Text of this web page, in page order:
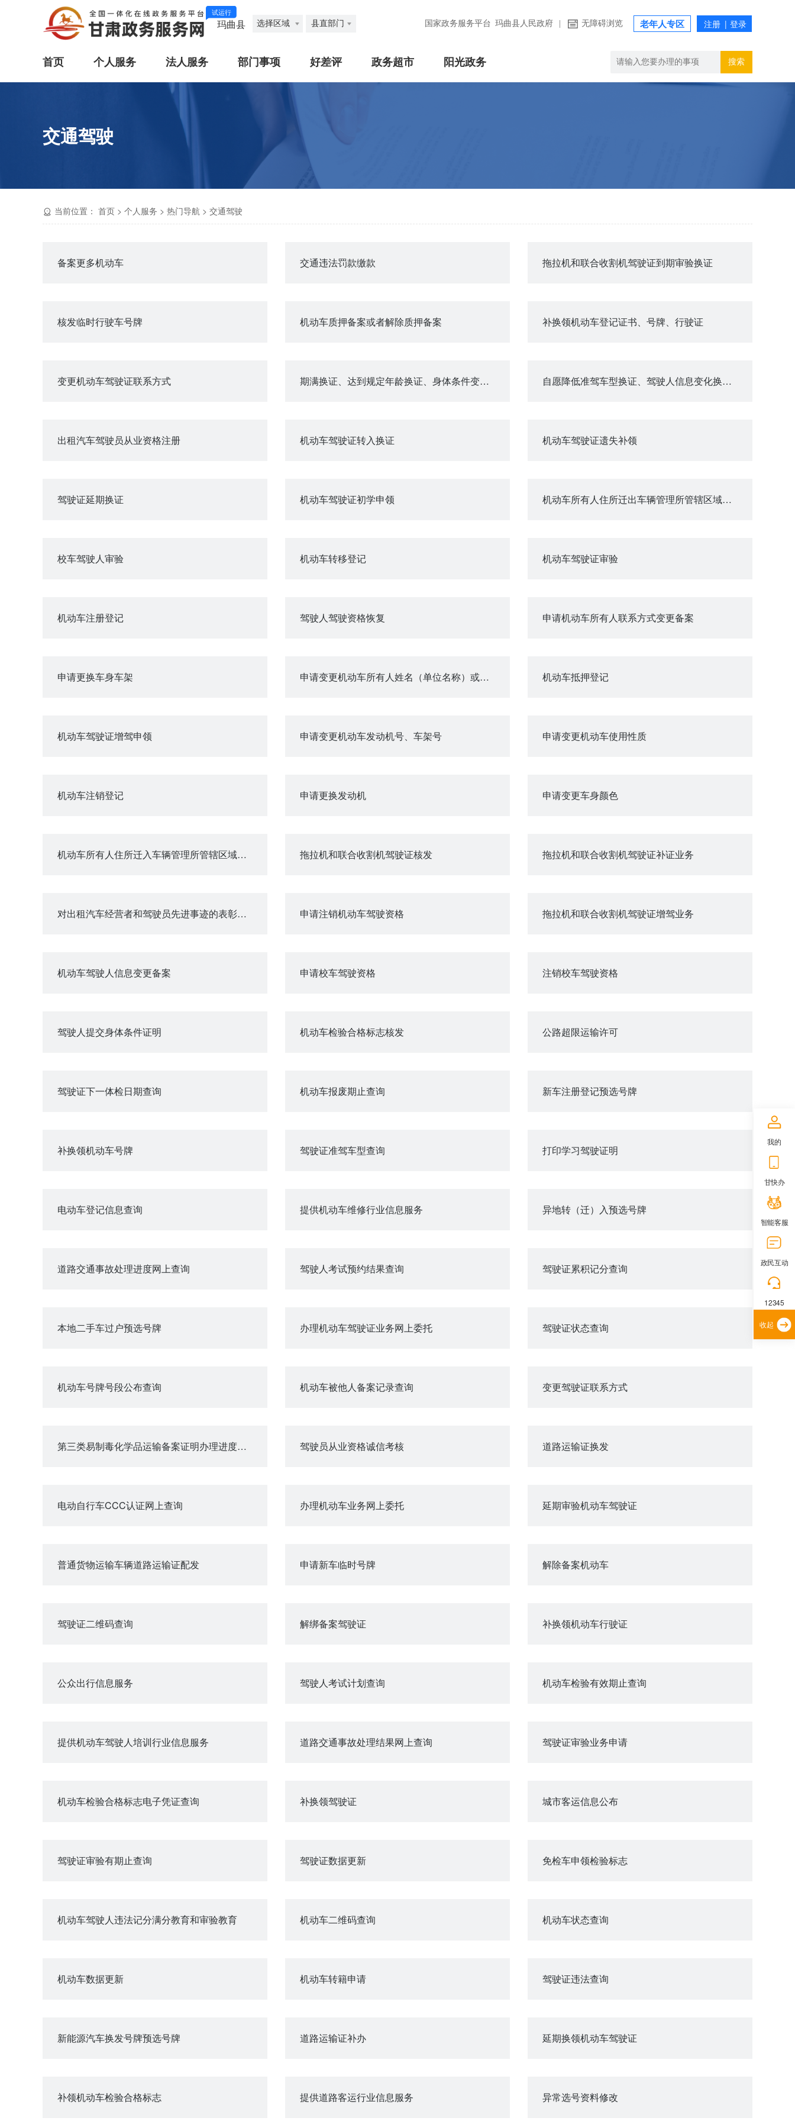
试运行
玛曲县 选择区域 县直部门 国家政务服务平台 玛曲县人民政府 无障碍浏览 老年人专区
首页 个人服务 法人服务 部门事项 好差评 政务超市 阳光政务 搜索
交通驾驶
当前位置： 首页 > 个人服务 > 热门导航 > 交通驾驶
备案更多机动车 交通违法罚款缴款 拖拉机和联合收割机驾驶证到期审验换证
核发临时行驶车号牌 机动车质押备案或者解除质押备案 补换领机动车登记证书、号牌、行驶证
变更机动车驾驶证联系方式 期满换证、达到规定年龄换证、身体条件变化降低准驾车型换证 自愿降低准驾车型换证、驾驶人信息变化换证、驾驶证损毁遗失换证、
出租汽车驾驶员从业资格注册 机动车驾驶证转入换证 机动车驾驶证遗失补领
驾驶证延期换证 机动车驾驶证初学申领 机动车所有人住所迁出车辆管理所管辖区域变更登记
校车驾驶人审验 机动车转移登记 机动车驾驶证审验
机动车注册登记 驾驶人驾驶资格恢复 申请机动车所有人联系方式变更备案
申请更换车身车架 申请变更机动车所有人姓名（单位名称）或身份证明号码 机动车抵押登记
机动车驾驶证增驾申领 申请变更机动车发动机号、车架号 申请变更机动车使用性质
机动车注销登记 申请更换发动机 申请变更车身颜色
机动车所有人住所迁入车辆管理所管辖区域变更登记 拖拉机和联合收割机驾驶证核发 拖拉机和联合收割机驾驶证补证业务
对出租汽车经营者和驾驶员先进事迹的表彰和奖励 申请注销机动车驾驶资格 拖拉机和联合收割机驾驶证增驾业务
机动车驾驶人信息变更备案 申请校车驾驶资格 注销校车驾驶资格
驾驶人提交身体条件证明 机动车检验合格标志核发 公路超限运输许可
驾驶证下一体检日期查询 机动车报废期止查询 新车注册登记预选号牌
补换领机动车号牌 驾驶证准驾车型查询 打印学习驾驶证明
电动车登记信息查询 提供机动车维修行业信息服务 异地转（迁）入预选号牌
道路交通事故处理进度网上查询 驾驶人考试预约结果查询 驾驶证累积记分查询
本地二手车过户预选号牌 办理机动车驾驶证业务网上委托 驾驶证状态查询
机动车号牌号段公布查询 机动车被他人备案记录查询 变更驾驶证联系方式
第三类易制毒化学品运输备案证明办理进度查询 驾驶员从业资格诚信考核 道路运输证换发
电动自行车CCC认证网上查询 办理机动车业务网上委托 延期审验机动车驾驶证
普通货物运输车辆道路运输证配发 申请新车临时号牌 解除备案机动车
驾驶证二维码查询 解绑备案驾驶证 补换领机动车行驶证
公众出行信息服务 驾驶人考试计划查询 机动车检验有效期止查询
提供机动车驾驶人培训行业信息服务 道路交通事故处理结果网上查询 驾驶证审验业务申请
机动车检验合格标志电子凭证查询 补换领驾驶证 城市客运信息公布
驾驶证审验有期止查询 驾驶证数据更新 免检车申领检验标志
机动车驾驶人违法记分满分教育和审验教育 机动车二维码查询 机动车状态查询
机动车数据更新 机动车转籍申请 驾驶证违法查询
新能源汽车换发号牌预选号牌 道路运输证补办 延期换领机动车驾驶证
补领机动车检验合格标志 提供道路客运行业信息服务 异常选号资料修改
我的
甘快办
智能客服
政民互动
12345
收起